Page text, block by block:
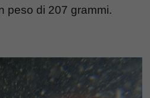
peso di 207 grammi.